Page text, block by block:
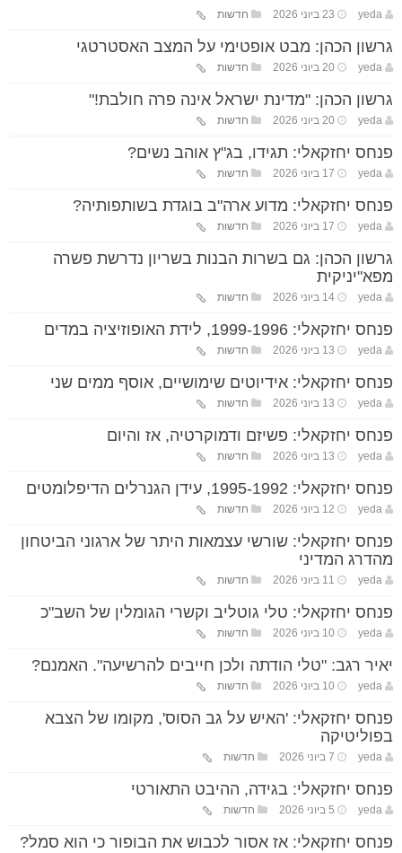
yeda 23 ביוני 2026 חדשות
גרשון הכהן: מבט אופטימי על המצב האסטרטגי
yeda 20 ביוני 2026 חדשות
גרשון הכהן: "מדינת ישראל אינה פרה חולבת!"
yeda 20 ביוני 2026 חדשות
פנחס יחזקאלי: תגידו, בג"ץ אוהב נשים?
yeda 17 ביוני 2026 חדשות
פנחס יחזקאלי: מדוע ארה"ב בוגדת בשותפותיה?
yeda 17 ביוני 2026 חדשות
גרשון הכהן: גם בשרות הבנות בשריון נדרשת פשרה
מפא"יניקית
yeda 14 ביוני 2026 חדשות
פנחס יחזקאלי: 1999-1996, לידת האופוזיציה במדים
yeda 13 ביוני 2026 חדשות
פנחס יחזקאלי: אידיוטים שימושיים, אוסף ממים שני
yeda 13 ביוני 2026 חדשות
פנחס יחזקאלי: פשיזם ודמוקרטיה, אז והיום
yeda 13 ביוני 2026 חדשות
פנחס יחזקאלי: 1995-1992, עידן הגנרלים הדיפלומטים
yeda 12 ביוני 2026 חדשות
פנחס יחזקאלי: שורשי עצמאות היתר של ארגוני הביטחון
מהדרג המדיני
yeda 11 ביוני 2026 חדשות
פנחס יחזקאלי: טלי גוטליב וקשרי הגומלין של השב"כ
yeda 10 ביוני 2026 חדשות
יאיר רגב: "טלי הודתה ולכן חייבים להרשיעה". האמנם?
yeda 10 ביוני 2026 חדשות
פנחס יחזקאלי: 'האיש על גב הסוס', מקומו של הצבא
בפוליטיקה
yeda 7 ביוני 2026 חדשות
פנחס יחזקאלי: בגידה, ההיבט התאורטי
yeda 5 ביוני 2026 חדשות
פנחס יחזקאלי: אז אסור לכבוש את הבופור כי הוא סמל?